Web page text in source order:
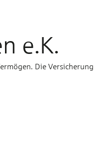
e.K.
Die Versicherung